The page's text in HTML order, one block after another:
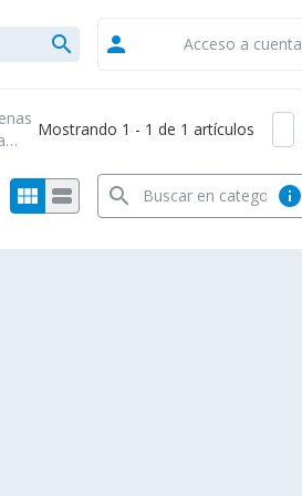
search person Acceso a cuenta
Mostrando 1 - 1 de 1 artículos
view_module view_stream info
search